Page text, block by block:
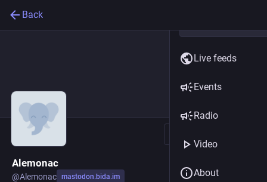
Back
Alemonac
@Alemonac mastodon.bida.im
Live feeds
Events
Radio
Video
About